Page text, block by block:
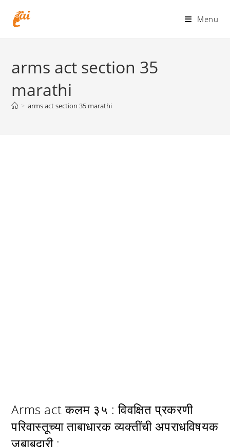
Menu
arms act section 35
marathi
> arms act section 35 marathi
Arms act कलम ३५ : विवक्षित प्रकरणी
परिवास्तूच्या ताबाधारक व्यक्तींची अपराधविषयक
जबाबदारी :